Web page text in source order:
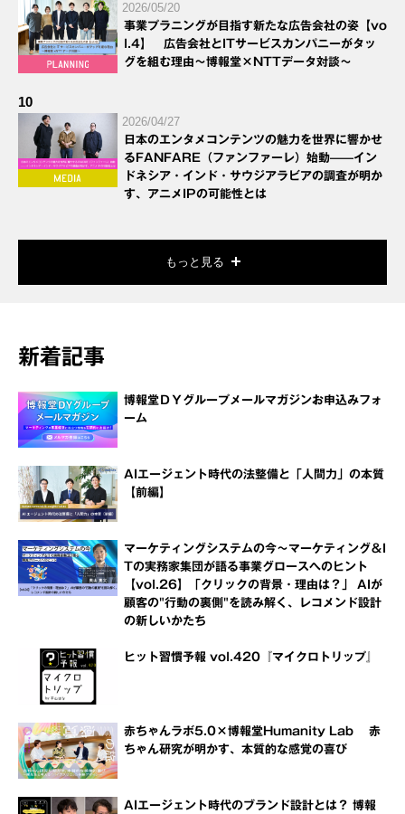
2026/05/20
事業プラニングが目指す新たな広告会社の姿【vo
l.4】 広告会社とITサービスカンパニーがタッ
グを組む理由～博報堂×NTTデータ対談～
10
2026/04/27
日本のエンタメコンテンツの魅力を世界に響かせ
るFANFARE（ファンファーレ）始動——イン
ドネシア・インド・サウジアラビアの調査が明か
す、アニメIPの可能性とは
もっと見る
新着記事
博報堂ＤＹグループメールマガジンお申込みフォ
ーム
AIエージェント時代の法整備と「人間力」の本質
【前編】
マーケティングシステムの今～マーケティング＆I
Tの実務家集団が語る事業グロースへのヒント
【vol.26】「クリックの背景・理由は？」 AIが
顧客の"行動の裏側"を読み解く、レコメンド設計
の新しいかたち
ヒット習慣予報 vol.420『マイクロトリップ』
赤ちゃんラボ5.0×博報堂Humanity Lab 赤
ちゃん研究が明かす、本質的な感覚の喜び
AIエージェント時代のブランド設計とは？ 博報